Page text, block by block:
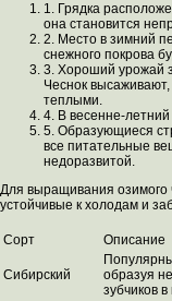
1. Грядка
она становится
2. Место в зимний
снежного покрова
3. Хороший урожай
Чеснок
теплыми.
4. В весенне-
5. Образующиеся
все питательные
недоразвитой.
Для выращивания озимого
устойчивые к холодам и
Сорт Описание
Сибирский
образуя
зубчиков